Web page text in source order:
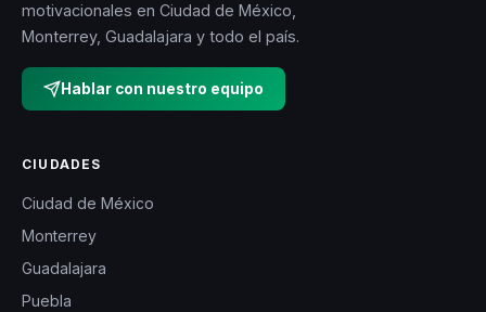
motivacionales en Ciudad de México,
Monterrey, Guadalajara y todo el país.
Hablar con nuestro equipo
CIUDADES
Ciudad de México
Monterrey
Guadalajara
Puebla